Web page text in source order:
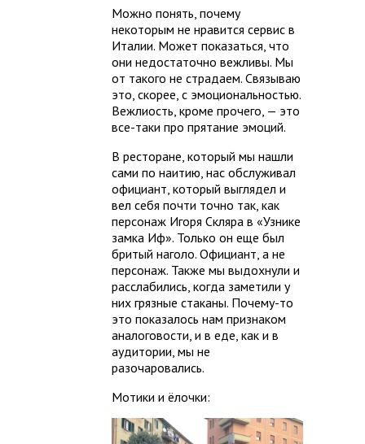
Можно понять, почему
некоторым не нравится сервис в
Италии. Может показаться, что
они недостаточно вежливы. Мы
от такого не страдаем. Связываю
это, скорее, с эмоциональностью.
Вежлиость, кроме прочего, — это
все-таки про прятание эмоций.
В ресторане, который мы нашли
сами по наитию, нас обслуживал
официант, который выглядел и
вел себя почти точно так, как
персонаж Игоря Скляра в «Узнике
замка Иф». Только он еще был
бритый наголо. Официант, а не
персонаж. Также мы выдохнули и
расслабились, когда заметили у
них грязные стаканы. Почему-то
это показалось нам признаком
аналоговости, и в еде, как и в
аудитории, мы не
разочаровались.
Мотики и ёлочки: